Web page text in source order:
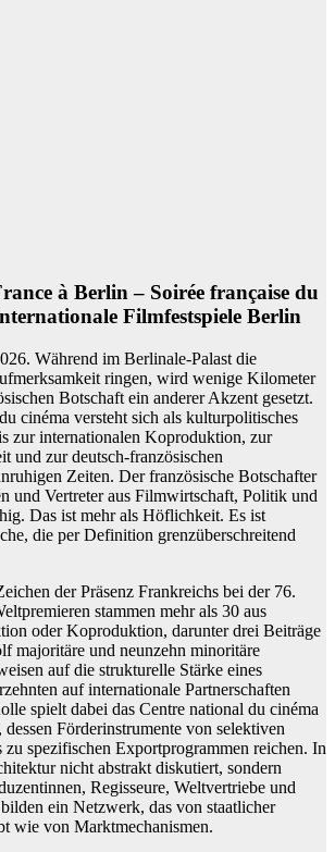
à Berlin – Soirée française du
Filmfestspiele Berlin
Während im Berlinale-Palast die
ringen, wird wenige Kilometer
Botschaft ein anderer Akzent gesetzt.
cinéma versteht sich als kulturpolitisches
zur internationalen Koproduktion, zur
und zur deutsch-französischen
Zeiten. Der französische Botschafter
und Vertreter aus Filmwirtschaft, Politik und
Das ist mehr als Höflichkeit. Es ist
die per Definition grenzüberschreitend
der Präsenz Frankreichs bei der 76.
stammen mehr als 30 aus
oder Koproduktion, darunter drei Beiträge
majoritäre und neunzehn minoritäre
auf die strukturelle Stärke eines
auf internationale Partnerschaften
spielt dabei das Centre national du cinéma
dessen Förderinstrumente von selektiven
spezifischen Exportprogrammen reichen. In
nicht abstrakt diskutiert, sondern
Regisseure, Weltvertriebe und
ein Netzwerk, das von staatlicher
wie von Marktmechanismen.